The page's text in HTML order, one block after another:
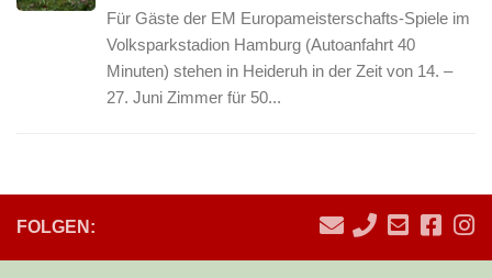
Für Gäste der EM Europameisterschafts-Spiele im
Volksparkstadion Hamburg (Autoanfahrt 40
Minuten) stehen in Heideruh in der Zeit von 14. –
27. Juni Zimmer für 50...
FOLGEN: